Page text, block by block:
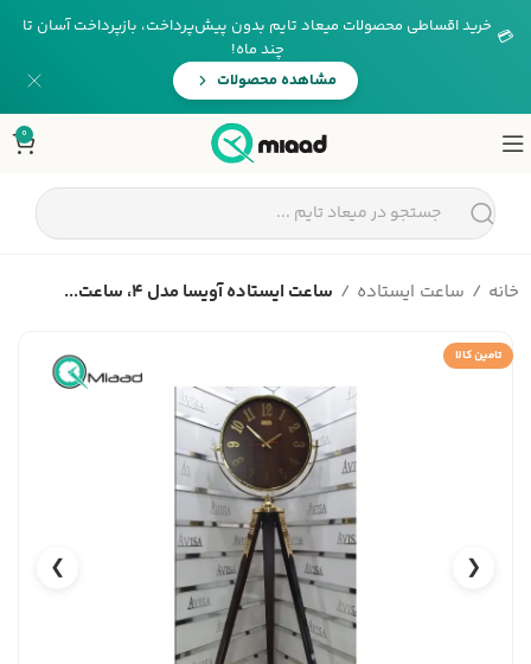
💳 خرید اقساطی محصولات میعاد تایم بدون پیش‌پرداخت، بازپرداخت آسان تا
چند ماه!
مشاهده محصولات
0
خانه ساعت ایستاده ساعت ایستاده آویسا مدل 4، ساعت...
تامین کالا
❮
❯